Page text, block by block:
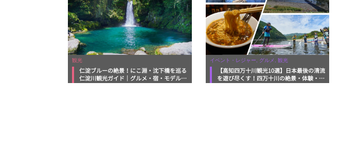
観光
仁淀ブルーの絶景！にこ淵・沈下橋を巡る
仁淀川観光ガイド｜グルメ・宿・モデルコ
イベント・レジャー, グルメ, 観光
【高知四万十川観光10選】日本最後の清流
を遊び尽くす！四万十川の絶景・体験・グ